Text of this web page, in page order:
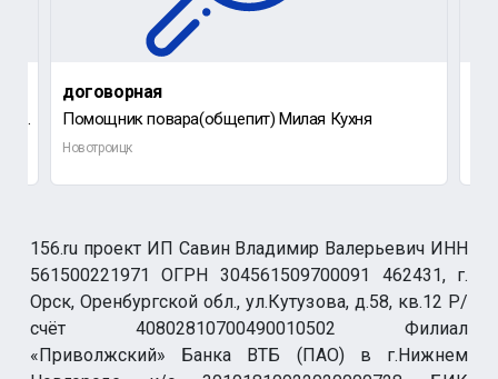
ООО "Ремонтно-механический завод" приглашает на работу уборщика служебных помещений на неп
договорная
Помощник повара(общепит) Милая Кухня
Новотроицк
156.ru проект ИП Савин Владимир Валерьевич ИНН
561500221971 ОГРН 304561509700091 462431, г.
Орск, Оренбургской обл., ул.Кутузова, д.58, кв.12 Р/
счёт 40802810700490010502 Филиал
«Приволжский» Банка ВТБ (ПАО) в г.Нижнем